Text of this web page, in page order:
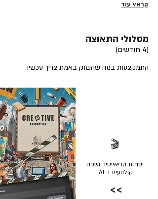
קרא/י עוד
מסלולי התאוצה
(4 חודשים)
התמקצעות במה שהשוק באמת צריך עכשיו.
🎬
יסודות קריאייטיב ושפה
קולנועית ב־AI.
>>